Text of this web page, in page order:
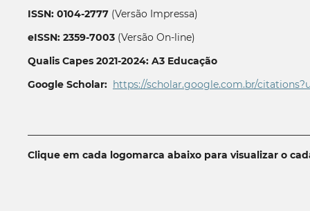
ISSN: 0104-2777(Versão Impressa)
eISSN: 2359-7003(Versão On-line)
Qualis Capes 2021-2024: A3 Educação
Google Scholar: https://scholar.google.com.br/
Clique em cada logomarca abaixo para visualizar o